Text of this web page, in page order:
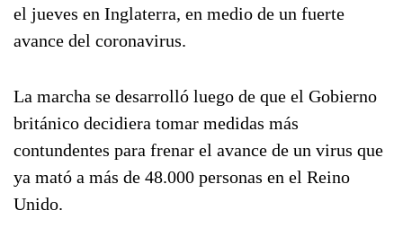
el jueves en Inglaterra, en medio de un fuerte
avance del coronavirus.
La marcha se desarrolló luego de que el Gobierno
británico decidiera tomar medidas más
contundentes para frenar el avance de un virus que
ya mató a más de 48.000 personas en el Reino
Unido.